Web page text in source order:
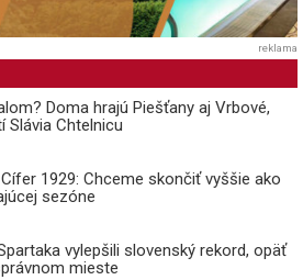
reklama
Doma hrajú Piešťany aj Vrbové,
Slávia Chtelnicu
1929: Chceme skončiť vyššie ako
sezóne
vylepšili slovenský rekord, opäť
mieste